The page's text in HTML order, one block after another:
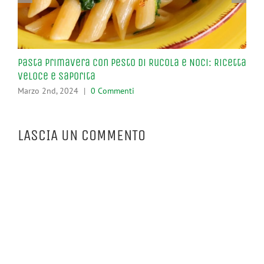
Pasta Primavera con Pesto di Rucola e Noci: Ricetta
Veloce e Saporita
Marzo 2nd, 2024 | 0 Commenti
LASCIA UN COMMENTO